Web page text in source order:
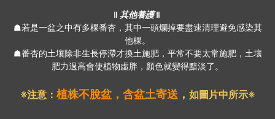
‖ 其他養護 ‖
☗若是一盆之中有多棵番杏，其中一頭爛掉要盡速清理避免感染其
他棵。
☗番杏的土壤除非生長停滯才換土施肥，平常不要太常施肥，土壤
肥力過高會使植物虛胖，顏色就變得黯淡了。
※注意： 植株不脫盆，含盆土寄送 ， 如圖片中所示※